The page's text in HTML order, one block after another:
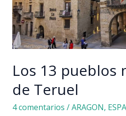
comer
y
dormir
Los 13 pueblos
de Teruel
4 comentarios /ARAGON,